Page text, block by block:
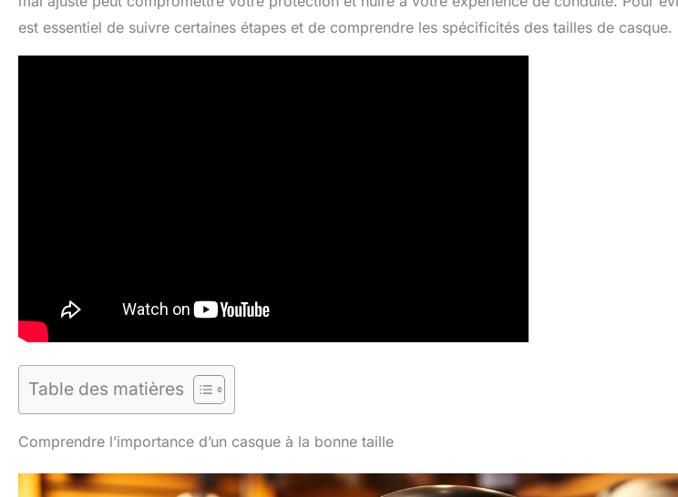
est essentiel de suivre certaines étapes et de comprendre les spécificités des tailles de casque.
Table des matières
Comprendre l’importance d’un casque à la bonne taille